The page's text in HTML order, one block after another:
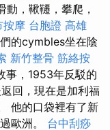
，鞦韆，攀爬，
按摩 台胞證 高雄
的cymbles坐在陰
新竹整骨 筋絡按
事，1953年反駁的
回，現在是加利福
他的口袋裡有了新
歐洲。 台中刮痧